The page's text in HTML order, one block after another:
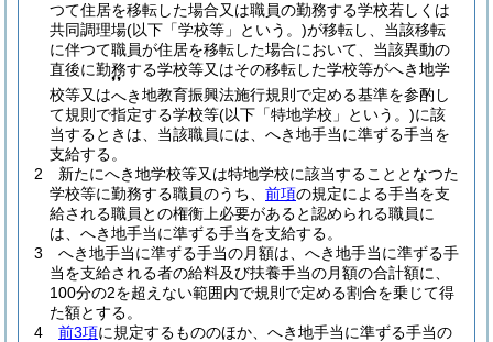
つて住居を移転した場合又は職員の勤務する学校若しくは
共同調理場(以下「学校等」という。)が移転し、当該移転
に伴つて職員が住居を移転した場合において、当該異動の
直後に勤務する学校等又はその移転した学校等がへき地学
校等又はへき
❜❜
地教育振興法施行規則で定める基準を参酌し
て規則で指定する学校等(以下「特地学校」という。)に該
当するときは、当該職員には、へき地手当に準ずる手当を
支給する。
2
新たにへき地学校等又は特地学校に該当することとなつた
学校等に勤務する職員のうち、 前項の規定による手当を支
給される職員との権衡上必要があると認められる職員に
は、へき地手当に準ずる手当を支給する。
3
へき地手当に準ずる手当の月額は、へき地手当に準ずる手
当を支給される者の給料及び扶養手当の月額の合計額に、
100分の2を超えない範囲内で規則で定める割合を乗じて得
た額とする。
4
前3項に規定するもののほか、へき地手当に準ずる手当の